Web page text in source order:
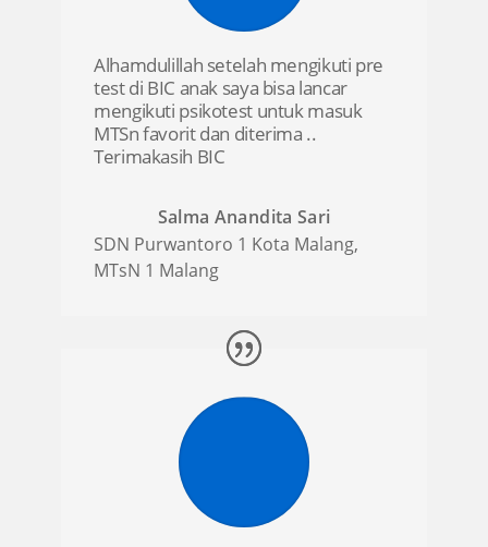
Alhamdulillah setelah mengikuti pre
test di BIC anak saya bisa lancar
mengikuti psikotest untuk masuk
MTSn favorit dan diterima ..
Terimakasih BIC
Salma Anandita Sari
SDN Purwantoro 1 Kota Malang,
MTsN 1 Malang